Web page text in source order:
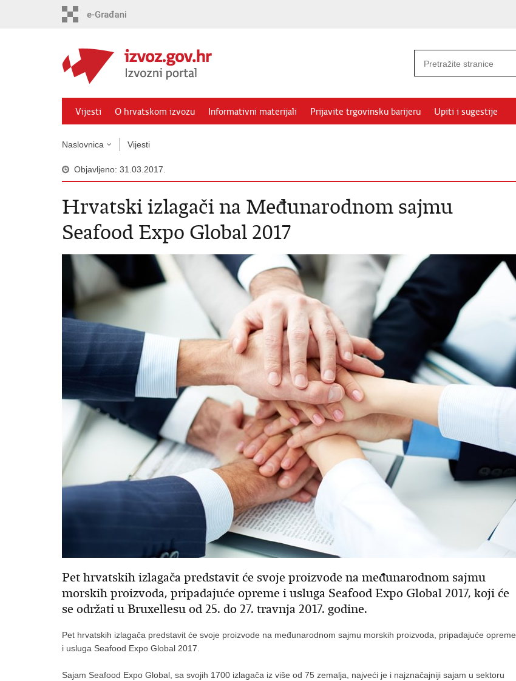
Vijesti O hrvatskom izvozu Informativni materijali Prijavite trgovinsku barijeru Upiti i sugestije
Naslovnica Vijesti
Objavljeno: 31.03.2017.
Hrvatski izlagači na Međunarodnom sajmu
Seafood Expo Global 2017
Pet hrvatskih izlagača predstavit će svoje proizvode na međunarodnom sajmu
morskih proizvoda, pripadajuće opreme i usluga Seafood Expo Global 2017, koji će
se održati u Bruxellesu od 25. do 27. travnja 2017. godine.
Pet hrvatskih izlagača predstavit će svoje proizvode na međunarodnom sajmu morskih proizvoda, pripadajuće opreme
i usluga Seafood Expo Global 2017.
Sajam Seafood Expo Global, sa svojih 1700 izlagača iz više od 75 zemalja, najveći je i najznačajniji sajam u sektoru